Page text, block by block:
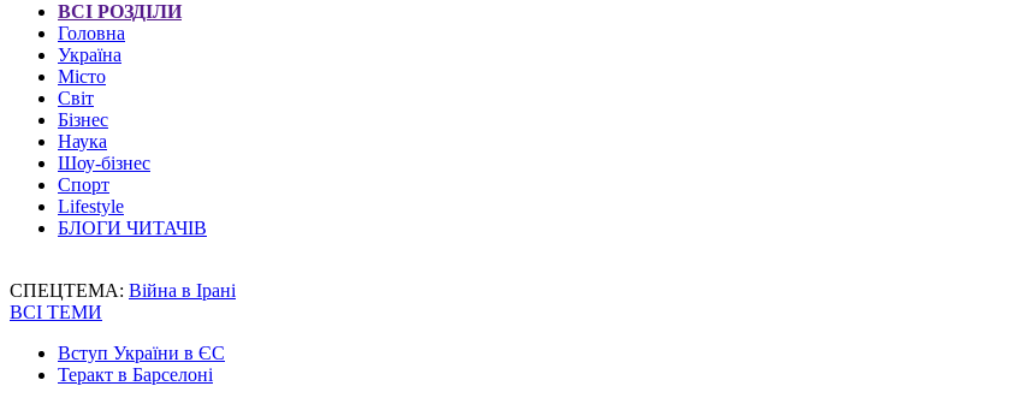
ВСІ РОЗДІЛИ
Головна
Україна
Місто
Світ
Бізнес
Наука
Шоу-бізнес
Спорт
Lifestyle
БЛОГИ ЧИТАЧІВ
СПЕЦТЕМА: Війна в Ірані
ВСІ ТЕМИ
Вступ України в ЄС
Теракт в Барселоні